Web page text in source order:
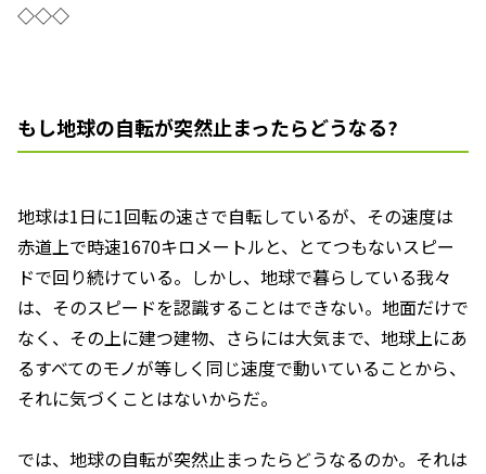
◇◇◇
もし地球の自転が突然止まったらどうなる?
地球は1日に1回転の速さで自転しているが、その速度は
赤道上で時速1670キロメートルと、とてつもないスピー
ドで回り続けている。しかし、地球で暮らしている我々
は、そのスピードを認識することはできない。地面だけで
なく、その上に建つ建物、さらには大気まで、地球上にあ
るすべてのモノが等しく同じ速度で動いていることから、
それに気づくことはないからだ。
では、地球の自転が突然止まったらどうなるのか。それは